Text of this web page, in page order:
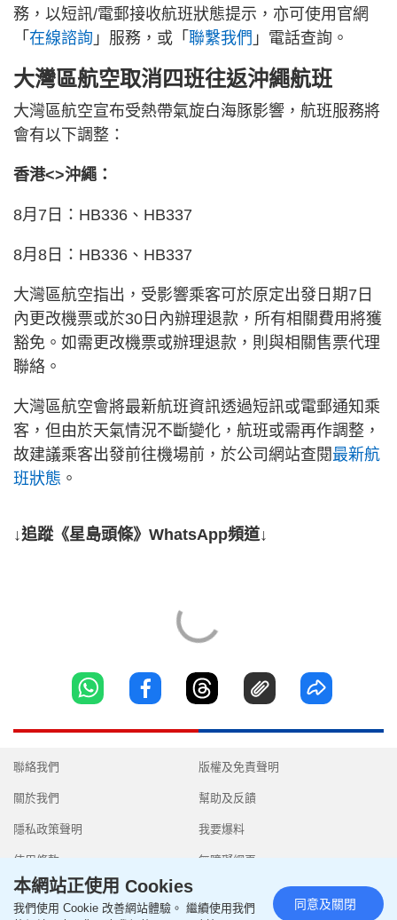
務，以短訊/電郵接收航班狀態提示，亦可使用官網
「 在線諮詢 」服務，或「 聯繫我們 」電話查詢。
大灣區航空取消四班往返沖繩航班
大灣區航空宣布受熱帶氣旋白海豚影響，航班服務將
會有以下調整：
香港<>沖繩：
8月7日：HB336、HB337
8月8日：HB336、HB337
大灣區航空指出，受影響乘客可於原定出發日期7日
內更改機票或於30日內辦理退款，所有相關費用將獲
豁免。如需更改機票或辦理退款，則與相關售票代理
聯絡。
大灣區航空會將最新航班資訊透過短訊或電郵通知乘
客，但由於天氣情況不斷變化，航班或需再作調整，
故建議乘客出發前往機場前，於公司網站查閱最新航
班狀態 。
↓追蹤《星島頭條》WhatsApp頻道↓
聯絡我們
關於我們
隱私政策聲明
使用條款
版權及免責聲明
幫助及反饋
我要爆料
無障礙網頁
本網站正使用 Cookies
我們使用 Cookie 改善網站體驗。 繼續使用我們
同意及關閉